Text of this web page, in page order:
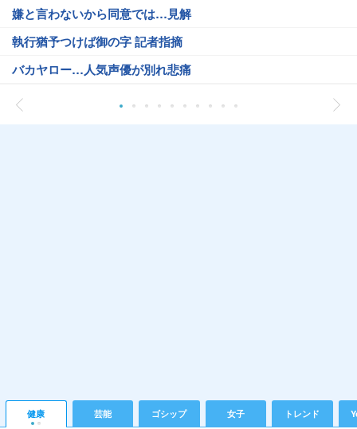
嫌と言わないから同意では…見解
執行猶予つけば御の字 記者指摘
バカヤロー…人気声優が別れ悲痛
健康 芸能 ゴシップ 女子 トレンド